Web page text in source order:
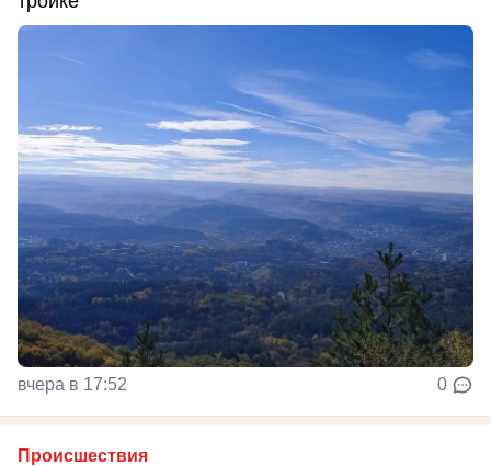
вчера в 17:52 0
Происшествия